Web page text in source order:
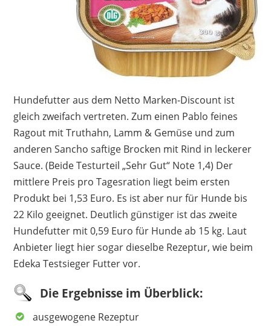
Hundefutter aus dem Netto Marken-Discount ist
gleich zweifach vertreten. Zum einen Pablo feines
Ragout mit Truthahn, Lamm & Gemüse und zum
anderen Sancho saftige Brocken mit Rind in leckerer
Sauce. (Beide Testurteil „Sehr Gut“ Note 1,4) Der
mittlere Preis pro Tagesration liegt beim ersten
Produkt bei 1,53 Euro. Es ist aber nur für Hunde bis
22 Kilo geeignet. Deutlich günstiger ist das zweite
Hundefutter mit 0,59 Euro für Hunde ab 15 kg. Laut
Anbieter liegt hier sogar dieselbe Rezeptur, wie beim
Edeka Testsieger Futter vor.
Die Ergebnisse im Überblick:
ausgewogene Rezeptur